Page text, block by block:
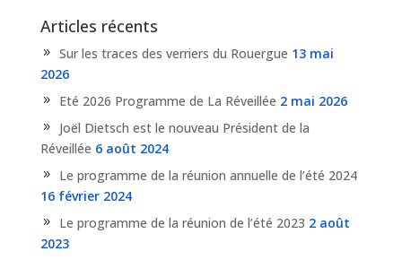
Articles récents
Sur les traces des verriers du Rouergue 13 mai
2026
Eté 2026 Programme de La Réveillée 2 mai 2026
Joël Dietsch est le nouveau Président de la
Réveillée 6 août 2024
Le programme de la réunion annuelle de l’été 2024
16 février 2024
Le programme de la réunion de l’été 2023 2 août
2023